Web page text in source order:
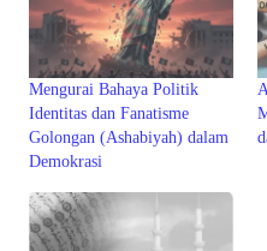
Mengurai Bahaya Politik
Identitas dan Fanatisme
Golongan (Ashabiyah) dalam
Demokrasi